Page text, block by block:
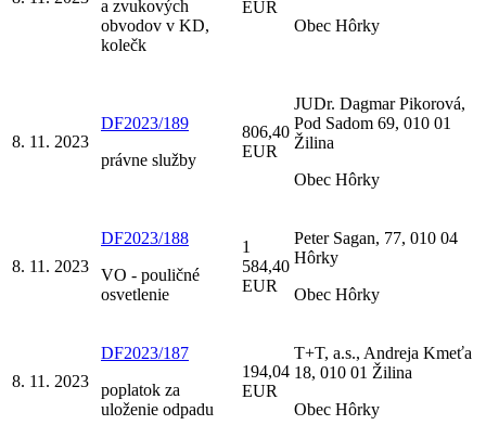
a zvukových
obvodov v KD,
kolečk
EUR
Obec Hôrky
8. 11. 2023
DF2023/189
právne služby
806,40
EUR
JUDr. Dagmar Pikorová,
Pod Sadom 69, 010 01
Žilina
Obec Hôrky
8. 11. 2023
DF2023/188
VO - pouličné
osvetlenie
1
584,40
EUR
Peter Sagan, 77, 010 04
Hôrky
Obec Hôrky
8. 11. 2023
DF2023/187
poplatok za
uloženie odpadu
194,04
EUR
T+T, a.s., Andreja Kmeťa
18, 010 01 Žilina
Obec Hôrky